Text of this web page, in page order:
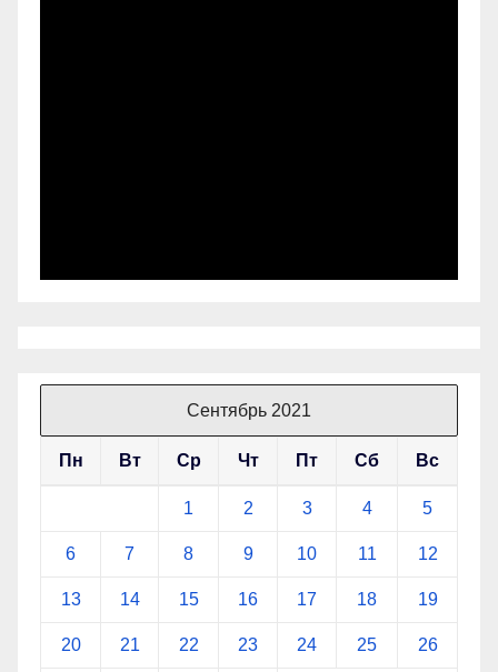
Сентябрь 2021
Пн Вт Ср Чт Пт Сб Вс
1 2 3 4 5
6 7 8 9 10 11 12
13 14 15 16 17 18 19
20 21 22 23 24 25 26